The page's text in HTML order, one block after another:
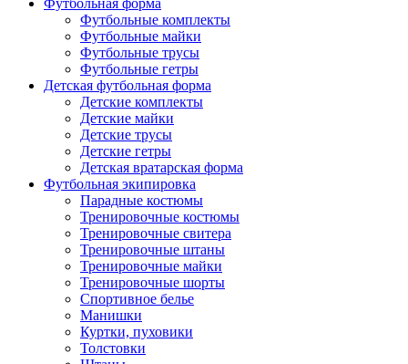
Футбольная форма
Футбольные комплекты
Футбольные майки
Футбольные трусы
Футбольные гетры
Детская футбольная форма
Детские комплекты
Детские майки
Детские трусы
Детские гетры
Детская вратарская форма
Футбольная экипировка
Парадные костюмы
Тренировочные костюмы
Тренировочные свитера
Тренировочные штаны
Тренировочные майки
Тренировочные шорты
Спортивное белье
Манишки
Куртки, пуховики
Толстовки